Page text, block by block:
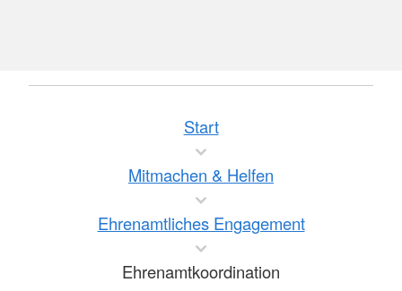
Start
Mitmachen & Helfen
Ehrenamtliches Engagement
Ehrenamtkoordination